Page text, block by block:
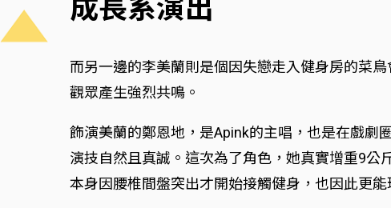
成長系演出
而另一邊的李美蘭則是個因失戀走入健身房的菜
觀眾產生強烈共鳴。
飾演美蘭的鄭恩地，是Apink的主唱，也是在戲劇
演技自然且真誠。這次為了角色，她真實增重9
本身因腰椎間盤突出才開始接觸健身，也因此更